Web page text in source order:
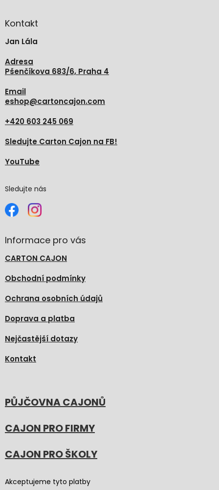
aKontakt
Jan Lála
Adresa
Pšenčíkova 683/6, Praha 4
Email
eshop@cartoncajon.com
+420 603 245 069
Sledujte Carton Cajon na FB!
YouTube
Sledujte nás
Informace pro vás
CARTON CAJON
Obchodní podmínky
Ochrana osobních údajů
Doprava a platba
Nejčastější dotazy
Kontakt
PŮJČOVNA CAJONŮ
CAJON PRO FIRMY
CAJON PRO ŠKOLY
Akceptujeme tyto platby